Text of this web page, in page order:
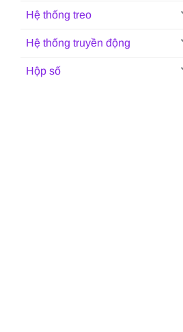
Hệ thống treo
Hệ thống truyền động
Hộp số